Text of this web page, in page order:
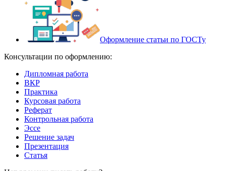
Оформление статьи по ГОСТу
Консультации по оформлению:
Дипломная работа
ВКР
Практика
Курсовая работа
Реферат
Контрольная работа
Эссе
Решение задач
Презентация
Статья